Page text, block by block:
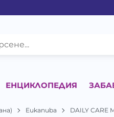
ЕНЦИКЛОПЕДИЯ
Eukanuba DAILY CARE